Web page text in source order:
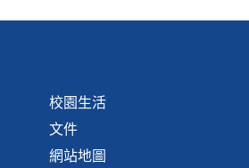
校園生活
文件
網站地圖